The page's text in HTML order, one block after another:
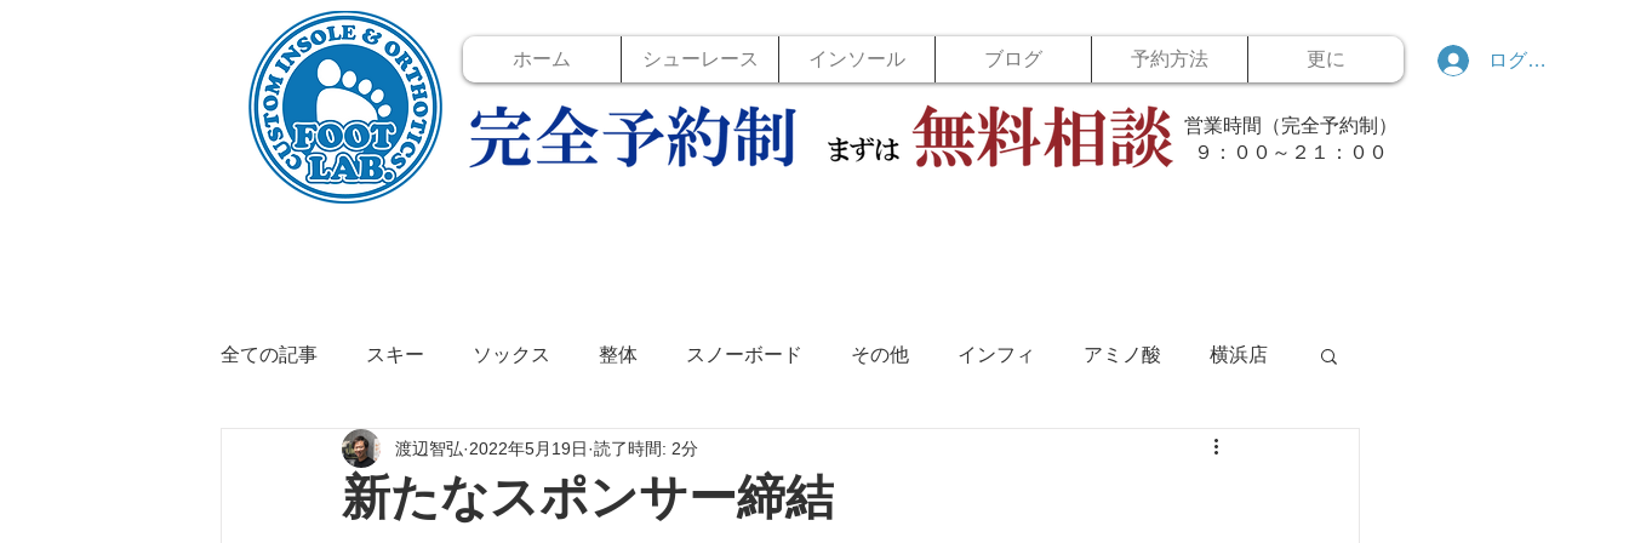
ホーム シューレース インソール ブログ 予約方法 更に
営業時間（完全予約制）
​９：００～２１：００
ログイン
全ての記事 スキー ソックス 整体 スノーボード その他 インフィ アミノ酸 横浜店
イベント インソール フットラボ ボウリング
新たなスポンサー締結
渡辺智弘 2022年5月19日 読了時間: 2分